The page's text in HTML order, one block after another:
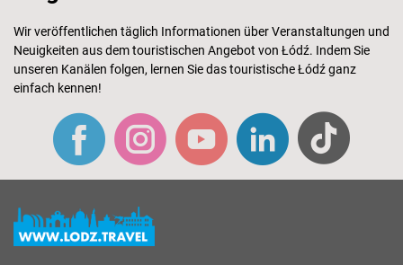
Wir veröffentlichen täglich Informationen über Veranstaltungen und
Neuigkeiten aus dem touristischen Angebot von Łódź. Indem Sie
unseren Kanälen folgen, lernen Sie das touristische Łódź ganz
einfach kennen!